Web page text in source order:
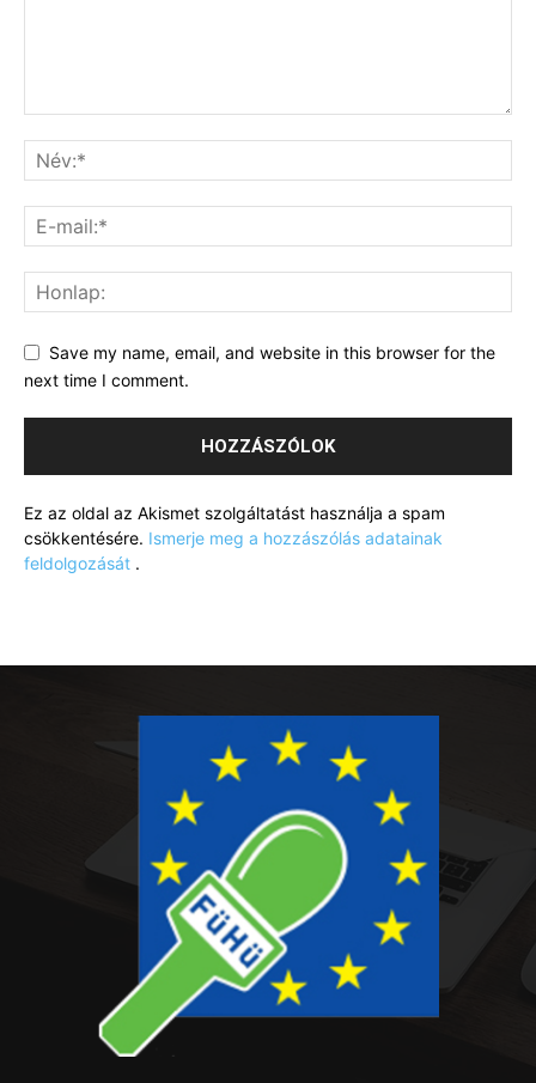
Save my name, email, and website in this browser for the
next time I comment.
Ez az oldal az Akismet szolgáltatást használja a spam
csökkentésére. Ismerje meg a hozzászólás adatainak
feldolgozását .